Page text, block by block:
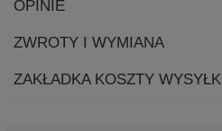
OPINIE
ZWROTY I WYMIANA
ZAKŁADKA KOSZTY WYSYŁKI